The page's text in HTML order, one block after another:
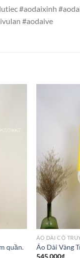
#aodaixinh
#aodaive
quần.
ÁO DÀI CỔ
Áo Dài Vàng